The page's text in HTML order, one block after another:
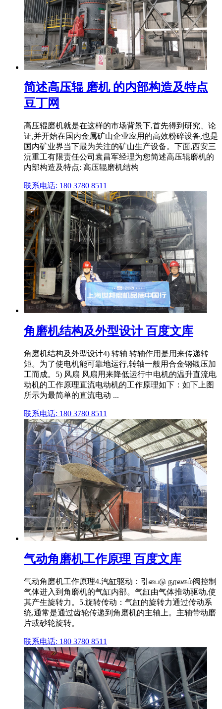
简述高压辊 磨机 的内部构造及特点
豆丁网
高压辊磨机就是在这样的市场背景下,首先得到研究、论
证,并开始在国内金属矿山企业应用的高效粉碎设备,也是
国内矿业界当下最为关注的矿山生产设备。下面,西安三
沅重工有限责任公司袁昌军经理为您简述高压辊磨机的
内部构造及特点: 高压辊磨机结构
联系电话: 180 3780 8511
角磨机结构及外型设计 百度文库
角磨机结构及外型设计4) 转轴 转轴作用是用来传递转
矩。为了使电机能可靠地运行,转轴一般用合金钢锻压加
工而成。5) 风扇 风扇用来降低运行中电机的温升直流电
动机的工作原理直流电动机的工作原理如下：如下上图
所示为最简单的直流电动 ...
联系电话: 180 3780 8511
气动角磨机工作原理 百度文库
气动角磨机工作原理4.汽缸驱动：引பைடு நூலகம்阀控制
气体进入到角磨机的气缸内部。气缸由气体推动驱动,使
其产生旋转力。5.旋转传动：气缸的旋转力通过传动系
统,通常是通过齿轮传递到角磨机的主轴上。主轴带动磨
片或砂轮旋转。
联系电话: 180 3780 8511